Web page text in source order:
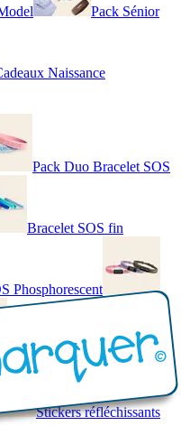
Pack Sénior
Naissance
Pack Duo Bracelet SOS
Bracelet SOS fin
Phosphorescent
Bracelet Personnalisé en cuir
Stickers réfléchissants